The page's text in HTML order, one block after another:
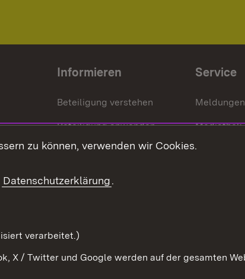
Informieren
Beteiligung verstehen
Beteiligung anwenden
Beteiligung stärken
Service
Meldungen
Mediathek
zu können, verwenden wir Cookies.
Datenschutzerklärung.
verarbeitet.)
X / Twitter und Google werden auf der gesamten